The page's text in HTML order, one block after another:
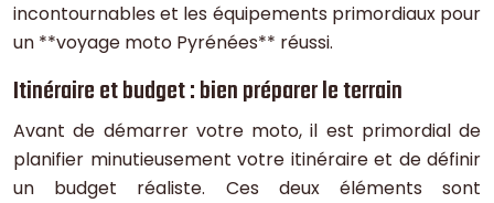
incontournables et les équipements primordiaux pour
un **voyage moto Pyrénées** réussi.
Itinéraire et budget : bien préparer le terrain
Avant de démarrer votre moto, il est primordial de
planifier minutieusement votre itinéraire et de définir
un budget réaliste. Ces deux éléments sont